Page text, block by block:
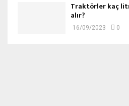
Traktörler kaç
alır?
16/09/2023 0